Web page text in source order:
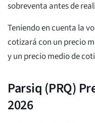
sobreventa antes de
Teniendo en cuenta la
cotizará con un precio
y un precio medio de
Parsiq (PRQ)
2026